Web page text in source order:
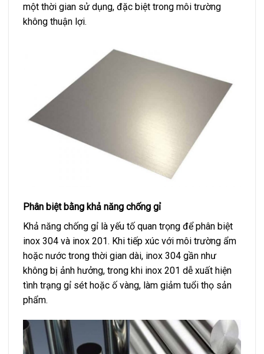
một thời gian sử dụng, đặc biệt trong môi trường
không thuận lợi.
Phân biệt bằng khả năng chống gỉ
Khả năng chống gỉ là yếu tố quan trọng để phân biệt
inox 304 và inox 201. Khi tiếp xúc với môi trường ẩm
hoặc nước trong thời gian dài, inox 304 gần như
không bị ảnh hưởng, trong khi inox 201 dễ xuất hiện
tình trạng gỉ sét hoặc ố vàng, làm giảm tuổi thọ sản
phẩm.